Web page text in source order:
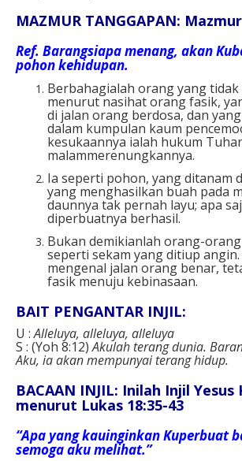
MAZMUR TANGGAPAN:
Ref. Barangsiapa menang, akan
pohon kehidupan.
Berbahagialah orang yang
menurut nasihat orang fasik,
di jalan orang berdosa, dan
dalam kumpulan kaum
kesukaannya ialah hukum
malammerenungkannya.
Ia seperti pohon, yang ditanam
yang menghasilkan buah pada
daunnya tak pernah layu; apa
diperbuatnya berhasil.
Bukan demikianlah orang-
seperti sekam yang ditiup
mengenal jalan orang benar,
fasik menuju kebinasaan.
BAIT PENGANTAR INJIL:
U :Alleluya, alleluya, alleluya
S : (Yoh 8:12)Akulah terang dunia.
Aku, ia akan mempunyai terang hidup.
BACAAN INJIL: Inilah Injil Yesus
menurut Lukas 18:35-43
“Apa yang kauinginkan Kuperbuat
semoga aku melihat.”